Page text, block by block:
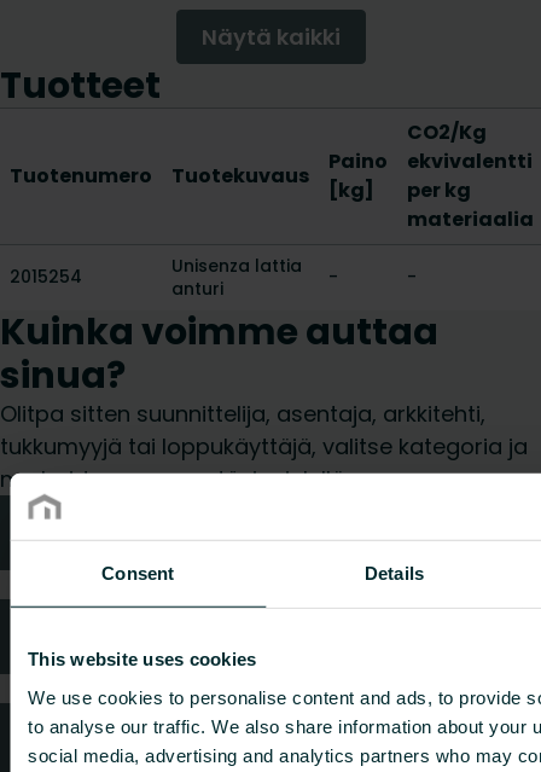
Consent Details
This website uses cookies
We use cookies to personalise content and ads, to provide
to analyse our traffic. We also share information about your
social media, advertising and analytics partners who may
Näytä kaikki
Tuotteet
Tuotenumero Tuotekuvaus
Paino
[kg]
CO2/Kg
ekvivalentti
per kg
materiaalia
2015254
Unisenza lattia
anturi
- -
Kuinka voimme auttaa
sinua?
Olitpa sitten suunnittelija, asentaja, arkkitehti,
tukkumyyjä tai loppukäyttäjä, valitse kategoria ja
me hoidamme pyyntösi mielellämme.
Tekniken neuvonta
Oletko kuluttaja?